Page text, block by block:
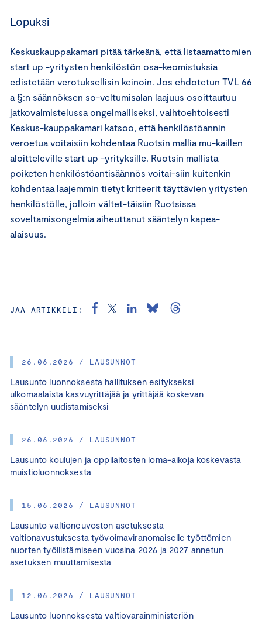
26.06.2026 / LAUSUNNOT
Lausunto luonnoksesta hallituksen esitykseksi
ulkomaalaista kasvuyrittäjää ja yrittäjää koskevan
sääntelyn uudistamiseksi
26.06.2026 / LAUSUNNOT
Lausunto koulujen ja oppilaitosten loma-aikoja koskevasta
muistioluonnoksesta
15.06.2026 / LAUSUNNOT
Lausunto valtioneuvoston asetuksesta
valtionavustuksesta työvoimaviranomaiselle työttömien
nuorten työllistämiseen vuosina 2026 ja 2027 annetun
asetuksen muuttamisesta
12.06.2026 / LAUSUNNOT
Lausunto luonnoksesta valtiovarainministeriön
Lopuksi
Keskuskauppakamari pitää tärkeänä, että listaamattomien
start up -yritysten henkilöstön osa-keomistuksia
edistetään verotuksellisin keinoin. Jos ehdotetun TVL 66
a §:n säännöksen so-veltumisalan laajuus osoittautuu
jatkovalmistelussa ongelmalliseksi, vaihtoehtoisesti
Keskus-kauppakamari katsoo, että henkilöstöannin
veroetua voitaisiin kohdentaa Ruotsin mallia mu-kaillen
aloitteleville start up -yrityksille. Ruotsin mallista
poiketen henkilöstöantisäännös voitai-siin kuitenkin
kohdentaa laajemmin tietyt kriteerit täyttävien yritysten
henkilöstölle, jolloin vältet-täisiin Ruotsissa
soveltamisongelmia aiheuttanut sääntelyn kapea-
alaisuus.
JAA ARTIKKELI: